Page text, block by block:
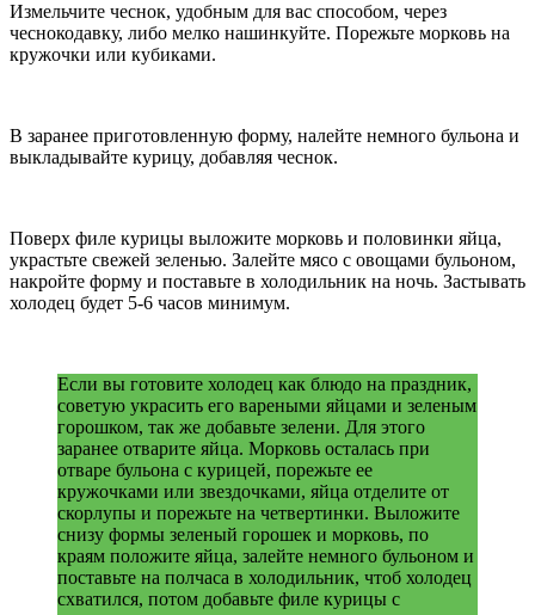
Измельчите чеснок, удобным для вас способом, через
чеснокодавку, либо мелко нашинкуйте. Порежьте морковь на
кружочки или кубиками.
В заранее приготовленную форму, налейте немного бульона и
выкладывайте курицу, добавляя чеснок.
Поверх филе курицы выложите морковь и половинки яйца,
украстьте свежей зеленью. Залейте мясо с овощами бульоном,
накройте форму и поставьте в холодильник на ночь. Застывать
холодец будет 5-6 часов минимум.
Если вы готовите холодец как блюдо на праздник,
советую украсить его вареными яйцами и зеленым
горошком, так же добавьте зелени. Для этого
заранее отварите яйца. Морковь осталась при
отваре бульона с курицей, порежьте ее
кружочками или звездочками, яйца отделите от
скорлупы и порежьте на четвертинки. Выложите
снизу формы зеленый горошек и морковь, по
краям положите яйца, залейте немного бульоном и
поставьте на полчаса в холодильник, чтоб холодец
схватился, потом добавьте филе курицы с